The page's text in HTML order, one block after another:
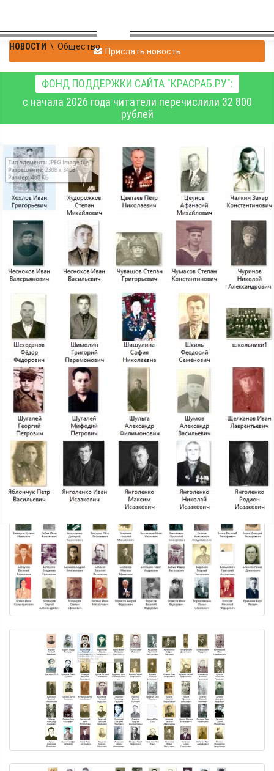
НОВОСТИ \ Общество Прислать новость
ФОНД ПОДДЕРЖКИ САЙТА "КРАСРАБ.РУ":
с начала 2026 года читатели перечислили 32 800
рублей
Акция «Лица Победы»
сошла с газетных
страниц и продолжает
жить на сайте
«Красраб.ру»
Общество
09.05.2026 08:201489
2